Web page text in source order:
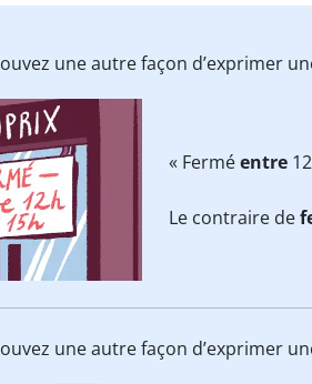
une autre façon d’exprimer
« Ferméentre
Le contraire de
une autre façon d’exprimer